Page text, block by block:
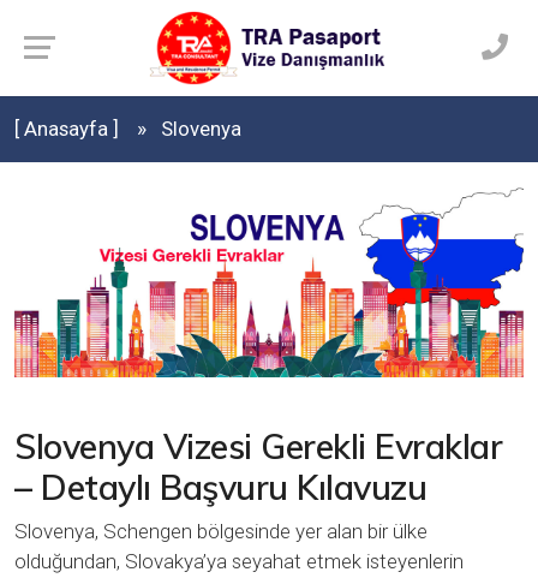
[ Anasayfa ] Slovenya
Slovenya Vizesi Gerekli Evraklar
– Detaylı Başvuru Kılavuzu
Slovenya, Schengen bölgesinde yer alan bir ülke
olduğundan, Slovakya’ya seyahat etmek isteyenlerin